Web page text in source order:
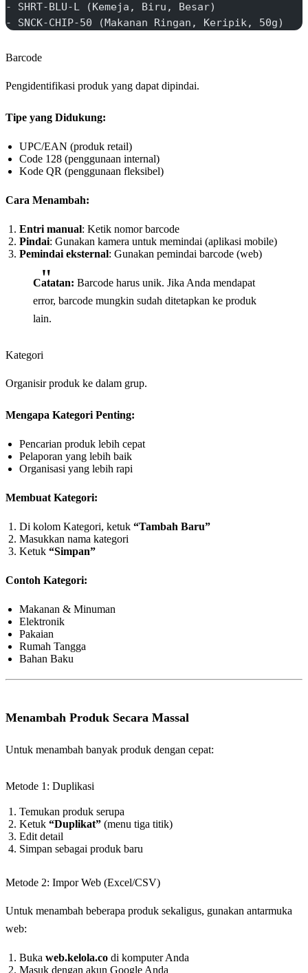
- SHRT-BLU-L (Kemeja, Biru, Besar)
- SNCK-CHIP-50 (Makanan Ringan, Keripik, 50g)
Barcode
Pengidentifikasi produk yang dapat dipindai.
Tipe yang Didukung:
UPC/EAN (produk retail)
Code 128 (penggunaan internal)
Kode QR (penggunaan fleksibel)
Cara Menambah:
Entri manual: Ketik nomor barcode
Pindai: Gunakan kamera untuk memindai (aplikasi mobile)
Pemindai eksternal: Gunakan pemindai barcode (web)
Catatan: Barcode harus unik. Jika Anda mendapat
error, barcode mungkin sudah ditetapkan ke produk
lain.
Kategori
Organisir produk ke dalam grup.
Mengapa Kategori Penting:
Pencarian produk lebih cepat
Pelaporan yang lebih baik
Organisasi yang lebih rapi
Membuat Kategori:
Di kolom Kategori, ketuk “Tambah Baru”
Masukkan nama kategori
Ketuk “Simpan”
Contoh Kategori:
Makanan & Minuman
Elektronik
Pakaian
Rumah Tangga
Bahan Baku
Menambah Produk Secara Massal
Untuk menambah banyak produk dengan cepat:
Metode 1: Duplikasi
Temukan produk serupa
Ketuk “Duplikat” (menu tiga titik)
Edit detail
Simpan sebagai produk baru
Metode 2: Impor Web (Excel/CSV)
Untuk menambah beberapa produk sekaligus, gunakan antarmuka
web:
Buka web.kelola.co di komputer Anda
Masuk dengan akun Google Anda